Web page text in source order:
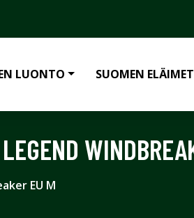
LUONTO SUOMEN ELÄIMET
EU M